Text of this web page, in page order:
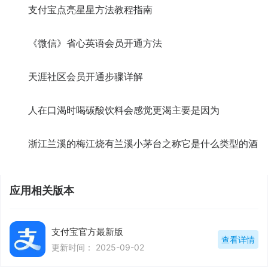
支付宝点亮星星方法教程指南
《微信》省心英语会员开通方法
天涯社区会员开通步骤详解
人在口渴时喝碳酸饮料会感觉更渴主要是因为
浙江兰溪的梅江烧有兰溪小茅台之称它是什么类型的酒
应用相关版本
支付宝官方最新版
更新时间： 2025-09-02
查看详情